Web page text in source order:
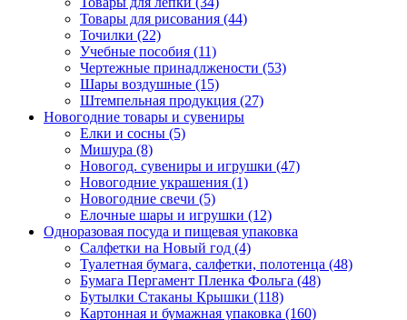
Товары для рисования (44)
Точилки (22)
Учебные пособия (11)
Чертежные принадлжености (53)
Шары воздушные (15)
Штемпельная продукция (27)
Новогодние товары и сувениры
Елки и сосны (5)
Мишура (8)
Новогод. сувениры и игрушки (47)
Новогодние украшения (1)
Новогодние свечи (5)
Елочные шары и игрушки (12)
Одноразовая посуда и пищевая упаковка
Салфетки на Новый год (4)
Туалетная бумага, салфетки, полотенца (48)
Бумага Пергамент Пленка Фольга (48)
Бутылки Стаканы Крышки (118)
Картонная и бумажная упаковка (160)